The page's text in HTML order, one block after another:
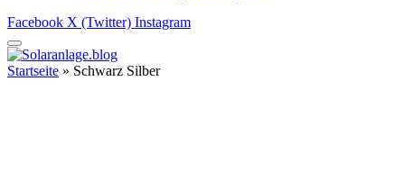
Facebook X (Twitter) Instagram
Startseite » Schwarz Silber